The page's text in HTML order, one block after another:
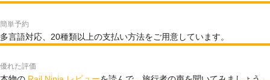
簡単予約
多言語対応、20種類以上の支払い方法をご用意しています。
優れた評価